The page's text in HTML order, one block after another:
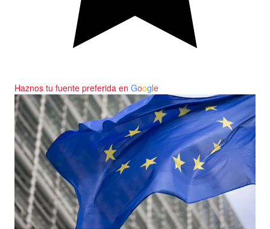
Haznos tu fuente preferida en Google